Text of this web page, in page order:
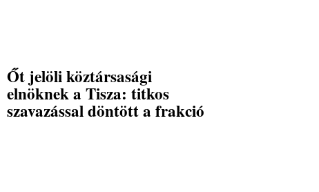
Őt jelöli köztársasági
elnöknek a Tisza: titkos
szavazással döntött a frakció